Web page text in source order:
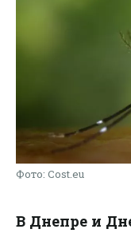
Фото: Cost.eu
В Днепре и